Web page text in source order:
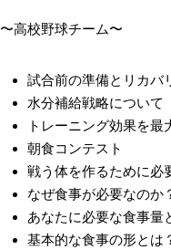
〜高校野球チーム〜
試合前の準備とリカバ
水分補給戦略について
トレーニング効果を最
朝食コンテスト
戦う体を作るために必
なぜ食事が必要なの
あなたに必要な食事量
基本的な食事の形とは